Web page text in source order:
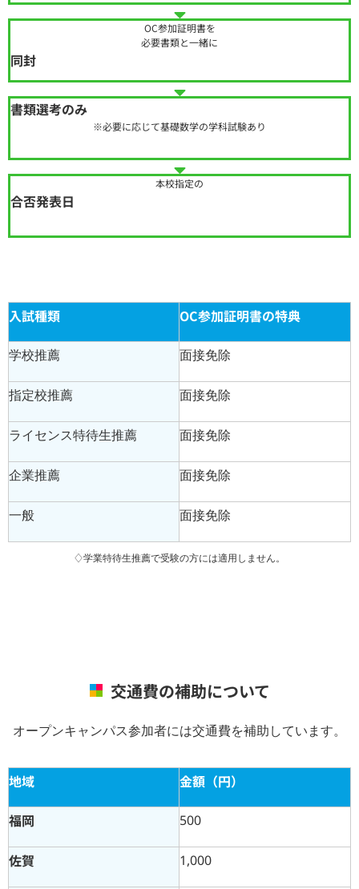
OC参加証明書を
必要書類と一緒に
同封
書類選考のみ
※必要に応じて基礎数学の学科試験あり
本校指定の
合否発表日
入試種類 OC参加証明書の特典
学校推薦 面接免除
指定校推薦 面接免除
ライセンス特待生推薦 面接免除
企業推薦 面接免除
一般 面接免除
♢学業特待生推薦で受験の方には適用しません。
交通費の補助について
オープンキャンパス参加者には交通費を補助しています。
地域 金額（円）
福岡 500
佐賀 1,000